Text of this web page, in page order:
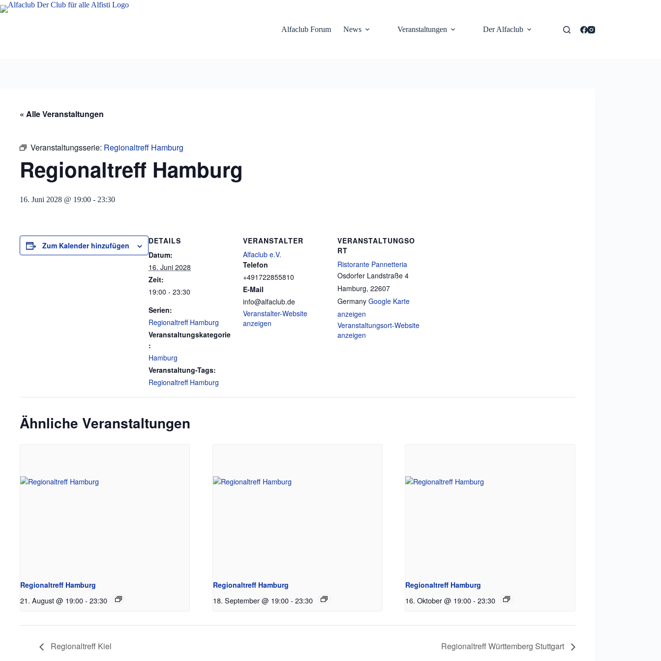
Zum
Inhalt
Alfaclub Forum
News Veranstaltungen Der Alfaclub
« Alle Veranstaltungen
Veranstaltungsserie: Regionaltreff Hamburg
Regionaltreff Hamburg
16. Juni 2028 @ 19:00 - 23:30
Zum Kalender hinzufügen
DETAILS
Datum:
16. Juni 2028
Zeit:
19:00 - 23:30
Serien:
Regionaltreff Hamburg
Veranstaltungskategorie
:
Hamburg
Veranstaltung-Tags:
Regionaltreff Hamburg
VERANSTALTER
Alfaclub e.V.
Telefon
+491722855810
E-Mail
info@alfaclub.de
Veranstalter-Website
anzeigen
VERANSTALTUNGSO
RT
Ristorante Pannetteria
Osdorfer Landstraße 4
Hamburg, 22607
Germany Google Karte
anzeigen
Veranstaltungsort-Website
anzeigen
Ähnliche Veranstaltungen
Regionaltreff Hamburg
21. August @ 19:00- 23:30
Regionaltreff Hamburg
18. September @ 19:00 - 23:30
Regionaltreff Hamburg
16. Oktober @ 19:00- 23:30
Regionaltreff Kiel Regionaltreff Württemberg Stuttgart